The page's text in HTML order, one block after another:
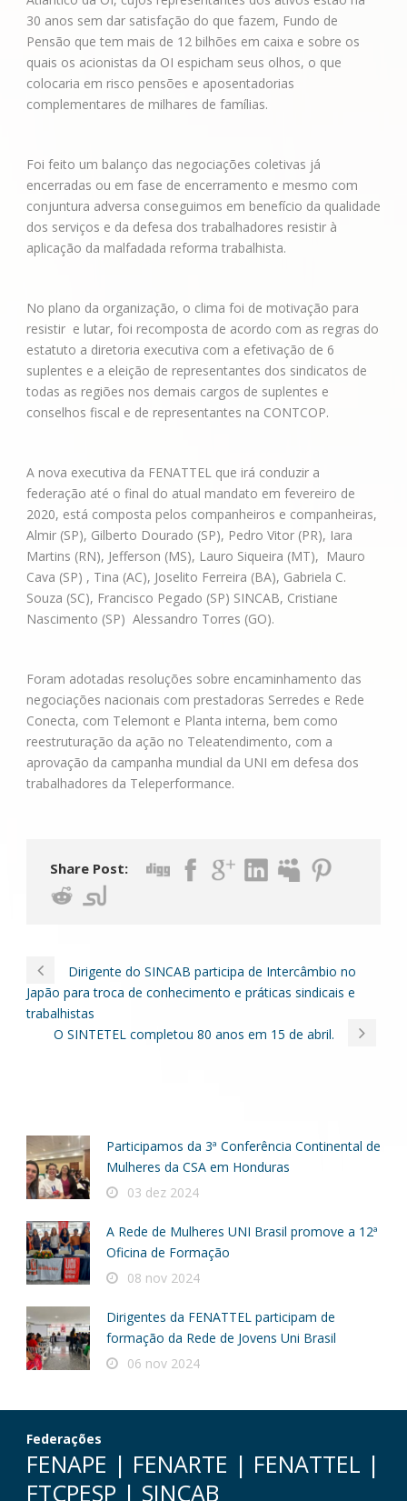
30 anos sem dar satisfação do que fazem, Fundo de
Pensão que tem mais de 12 bilhões em caixa e sobre os
quais os acionistas da OI espicham seus olhos, o que
colocaria em risco pensões e aposentadorias
complementares de milhares de famílias.
Foi feito um balanço das negociações coletivas já
encerradas ou em fase de encerramento e mesmo com
conjuntura adversa conseguimos em benefício da qualidade
dos serviços e da defesa dos trabalhadores resistir à
aplicação da malfadada reforma trabalhista.
No plano da organização, o clima foi de motivação para
resistir e lutar, foi recomposta de acordo com as regras do
estatuto a diretoria executiva com a efetivação de 6
suplentes e a eleição de representantes dos sindicatos de
todas as regiões nos demais cargos de suplentes e
conselhos fiscal e de representantes na CONTCOP.
A nova executiva da FENATTEL que irá conduzir a
federação até o final do atual mandato em fevereiro de
2020, está composta pelos companheiros e companheiras,
Almir (SP), Gilberto Dourado (SP), Pedro Vitor (PR), Iara
Martins (RN), Jefferson (MS), Lauro Siqueira (MT), Mauro
Cava (SP) , Tina (AC), Joselito Ferreira (BA), Gabriela C.
Souza (SC), Francisco Pegado (SP) SINCAB, Cristiane
Nascimento (SP) Alessandro Torres (GO).
Foram adotadas resoluções sobre encaminhamento das
negociações nacionais com prestadoras Serredes e Rede
Conecta, com Telemont e Planta interna, bem como
reestruturação da ação no Teleatendimento, com a
aprovação da campanha mundial da UNI em defesa dos
trabalhadores da Teleperformance.
Share Post:
Dirigente do SINCAB participa de Intercâmbio no
Japão para troca de conhecimento e práticas sindicais e
trabalhistas
O SINTETEL completou 80 anos em 15 de abril.
Participamos da 3ª Conferência Continental de
Mulheres da CSA em Honduras
03 dez 2024
A Rede de Mulheres UNI Brasil promove a 12ª
Oficina de Formação
08 nov 2024
Dirigentes da FENATTEL participam de
formação da Rede de Jovens Uni Brasil
06 nov 2024
Federações
FENAPE | FENARTE | FENATTEL |
FTCPESP | SINCAB